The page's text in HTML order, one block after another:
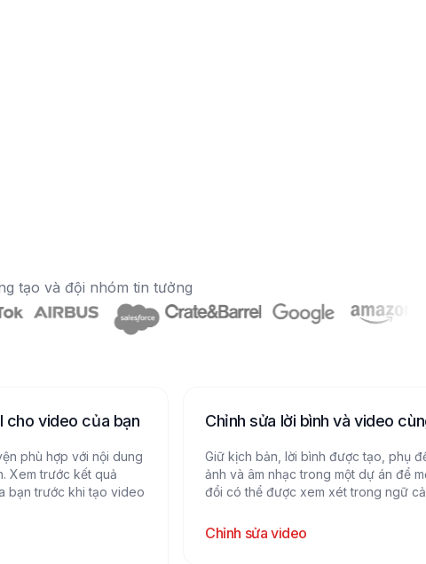
tạo và đội nhóm tin tưởng
cho video của bạn
phù hợp với nội dung
Xem trước kết quả
bạn trước khi tạo video
Chỉnh sửa lời bình và video
Giữ kịch bản, lời bình được tạo, phụ
ảnh và âm nhạc trong một dự án để
đổi có thể được xem xét trong ngữ
Chỉnh sửa video